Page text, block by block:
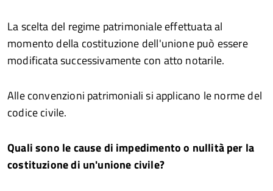
La scelta del regime patrimoniale effettuata al
momento della costituzione dell'unione può essere
modificata successivamente con atto notarile.
Alle convenzioni patrimoniali si applicano le norme del
codice civile.
Quali sono le cause di impedimento o nullità per la
costituzione di un'unione civile?